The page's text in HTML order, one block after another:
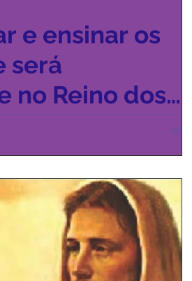
e ensinar os
será
no Reino dos